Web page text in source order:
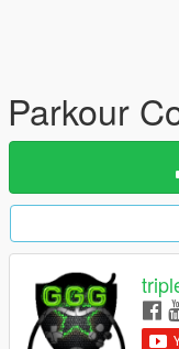
Parkour